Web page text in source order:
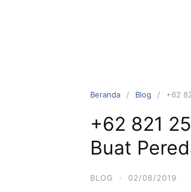
Beranda Blog +62
+62 821
Buat
BLOG · 02/08/2019